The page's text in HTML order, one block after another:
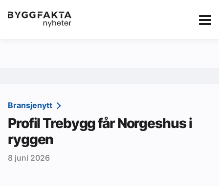
Kategorier Jobbmarkedet Annonsere i
Redaksjonen
Om Byggfakta
Annonsere
Abonnere
Bransjenytt
Profil Trebygg får Norgeshus i
ryggen
8 juni 2026